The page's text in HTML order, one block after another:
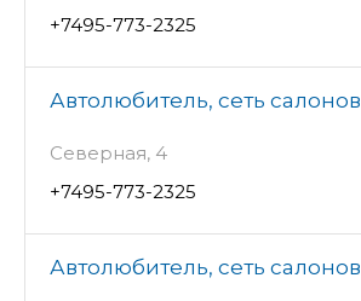
+7495-773-2325
Автолюбитель, сеть салонов
Северная, 4
+7495-773-2325
Автолюбитель, сеть салонов